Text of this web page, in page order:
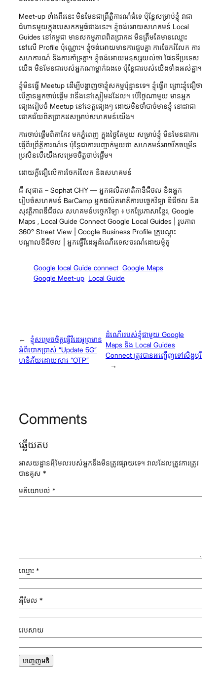
Meet-up ទាំងពីរនេះ មិនមែនជាព្រឹត្តិការណ៍ធំទេ ប៉ុន្តែសម្រាប់ខ្ញុំ វាជា
ជំហានមួយក្នុងបេសកកម្មធំជាងនេះ។ ខ្ញុំចង់អោយសហគមន៍ Local
Guides នៅកម្ពុជា មានសកម្មភាពពិតប្រាកដ មិនត្រឹមតែមានឈ្មោះ
នៅលើ Profile ប៉ុណ្ណោះ។ ខ្ញុំចង់អោយមានការជួបគ្នា ការចែករំលែក ការ
សហការណ៍ និងការគាំទ្រគ្នា។ ខ្ញុំចង់អោយមនុស្សយល់ថា ផែនទីប្រទេស
យើង មិនមែនជារបស់អ្នកណាម្នាក់ឯងទេ ប៉ុន្តែជារបស់យើងទាំងអស់គ្នា។
ខ្ញុំមិនធ្វើ Meetup ដើម្បីបង្ហាញថាខ្ញុំសកម្មប៉ុន្មានទេ។ ខ្ញុំធ្វើវា ព្រោះខ្ញុំជឿថា
បើគ្មានអ្នកចាប់ផ្តើម វានឹងនៅស្ងៀមដដែល។ បើថ្ងៃណាមួយ មានអ្នក
ផ្សេងរៀបចំ Meetup នៅខេត្តផ្សេងៗ ដោយមិនចាំបាច់មានខ្ញុំ នោះវាជា
ជោគជ័យពិតប្រាកដសម្រាប់សហគមន៍យើង។
ការចាប់ផ្តើមពីតាកែវ មកភ្នំពេញ ក្នុងថ្ងៃតែមួយ សម្រាប់ខ្ញុំ មិនមែនជាការ
ធ្វើពីរព្រឹត្តិការណ៍ទេ ប៉ុន្តែជាការបញ្ជាក់មួយថា សហគមន៍អាចរីកចម្រើន
ប្រសិនបើយើងសម្រេចចិត្តចាប់ផ្តើម។
ដោយក្ដីជឿលើការចែករំលែក និងសហគមន៍
ជី សុផាត – Sophat CHY — អ្នកផលិតមាតិកាឌីជីថល និងអ្នក
រៀបចំសហគមន៍ BarCamp អ្នកផលិតមាតិការបច្ចេកវិទ្យា ឌីជីថល និង
សុវត្ថិភាពឌីជីថល សហគមន៍បច្ចេកវិទ្យា ៖ បកប្រែភាសាខ្មែរ, Google
Maps , Local Guide Connect Google Local Guides | រូបភាព
360° Street View | Google Business Profile គ្រូបណ្តុះ
បណ្តាលឌីជីថល | អ្នកធ្វើវីដេអូដំណើរទេសចរណ៍ដោយម៉ូតូ
Google local Guide connect Google Maps
Google Meet-up Local Guide
←
ខ្ញុំសម្រេចចិត្តធ្វើវីដេអូព្រមាន
អំពីបោកប្រាស់ “Update 5G”
ហនិភ័យដោយសារ “OTP”
ដំណើររបស់ខ្ញុំជាមួយ Google
Maps និង Local Guides
Connect ត្រូវបានអញ្ចើញទៅសិង្ហបុរី
→
Comments
ឆ្លើយ​តប
អាសយដ្ឋាន​អ៊ីមែល​របស់​អ្នក​នឹង​មិន​ត្រូវ​ផ្សាយ​ទេ។ វាល​ដែល​ត្រូវ​ការ​ត្រូវ​
បាន​គូស *
មតិ​យោបល់ *
ឈ្មោះ *
អ៊ីមែល *
វេបសាយ